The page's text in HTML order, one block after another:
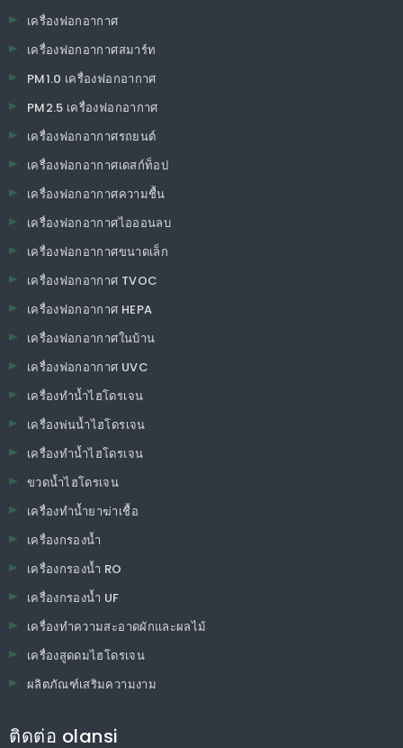
เครื่องฟอกอากาศ
เครื่องฟอกอากาศสมาร์ท
PM1.0 เครื่องฟอกอากาศ
PM2.5 เครื่องฟอกอากาศ
เครื่องฟอกอากาศรถยนต์
เครื่องฟอกอากาศเดสก์ท็อป
เครื่องฟอกอากาศความชื้น
เครื่องฟอกอากาศไอออนลบ
เครื่องฟอกอากาศขนาดเล็ก
เครื่องฟอกอากาศ TVOC
เครื่องฟอกอากาศ HEPA
เครื่องฟอกอากาศในบ้าน
เครื่องฟอกอากาศ UVC
เครื่องทำน้ำไฮโดรเจน
เครื่องพ่นน้ำไฮโดรเจน
เครื่องทำน้ำไฮโดรเจน
ขวดน้ำไฮโดรเจน
เครื่องทำน้ำยาฆ่าเชื้อ
เครื่องกรองน้ำ
เครื่องกรองน้ำ RO
เครื่องกรองน้ำ UF
เครื่องทำความสะอาดผักและผลไม้
เครื่องสูดดมไฮโดรเจน
ผลิตภัณฑ์เสริมความงาม
ติดต่อ olansi